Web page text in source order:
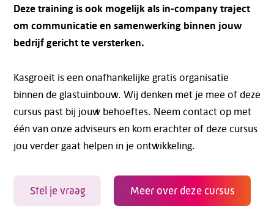
Deze training is ook mogelijk als in-company traject
om communicatie en samenwerking binnen jouw
bedrijf gericht te versterken.
Kasgroeit is een onafhankelijke gratis organisatie
binnen de glastuinbouw. Wij denken met je mee of deze
cursus past bij jouw behoeftes. Neem contact op met
één van onze adviseurs en kom erachter of deze cursus
jou verder gaat helpen in je ontwikkeling.
Stel je vraag Meer over deze cursus